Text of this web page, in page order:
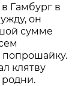
Гамбург в
он
сумме
попрошайку.
клятву
родни.